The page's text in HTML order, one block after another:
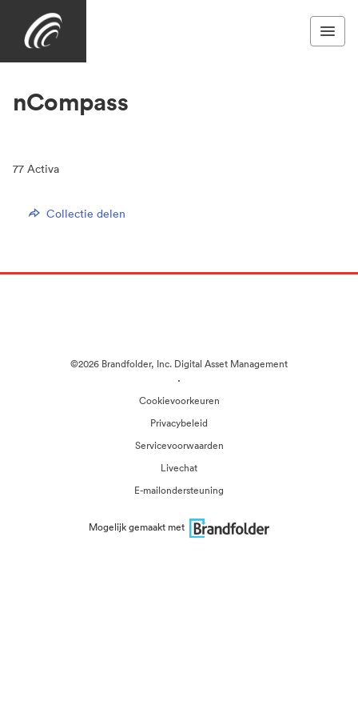
nCompass
77 Activa
Collectie delen
©2026 Brandfolder, Inc. Digital Asset Management
·
Cookievoorkeuren
Privacybeleid
Servicevoorwaarden
Livechat
E-mailondersteuning
Mogelijk gemaakt met